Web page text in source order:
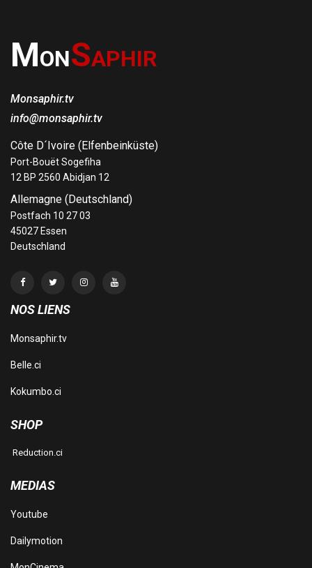
MONSAPHIR
Monsaphir.tv
info@monsaphir.tv
Côte D´Ivoire (Elfenbeinküste)
Port-Bouët Sogefiha
12 BP 2560 Abidjan 12
Allemagne (Deutschland)
Postfach 10 27 03
45027 Essen
Deutschland
NOS LIENS
Monsaphir.tv
Belle.ci
Kokumbo.ci
SHOP
Reduction.ci
MEDIAS
Youtube
Dailymotion